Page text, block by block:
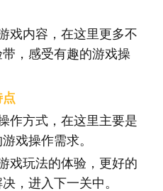
戏内容，在这里更多不
，感受有趣的游戏操
作方式，在这里主要是
戏操作需求。
戏玩法的体验，更好的
，进入下一关中。